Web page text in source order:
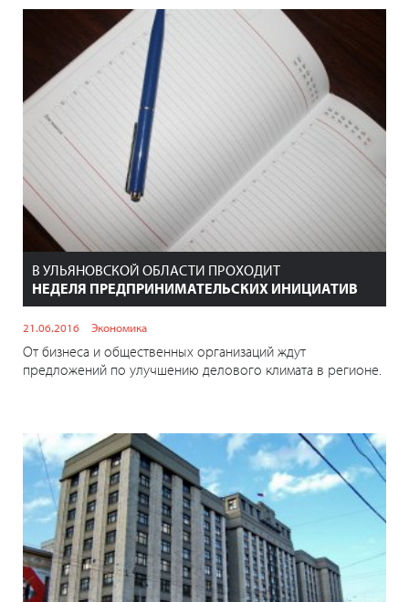
В УЛЬЯНОВСКОЙ ОБЛАСТИ ПРОХОДИТ
НЕДЕЛЯ ПРЕДПРИНИМАТЕЛЬСКИХ ИНИЦИАТИВ
21.06.2016 Экономика
От бизнеса и общественных организаций ждут
предложений по улучшению делового климата в регионе.